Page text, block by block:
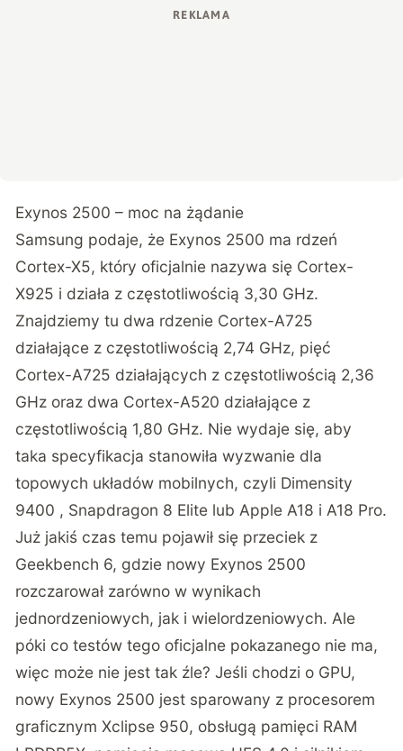
Exynos 2500 – moc na żądanie
Samsung podaje, że Exynos 2500 ma rdzeń
Cortex-X5, który oficjalnie nazywa się Cortex-
X925 i działa z częstotliwością 3,30 GHz.
Znajdziemy tu dwa rdzenie Cortex-A725
działające z częstotliwością 2,74 GHz, pięć
Cortex-A725 działających z częstotliwością 2,36
GHz oraz dwa Cortex-A520 działające z
częstotliwością 1,80 GHz. Nie wydaje się, aby
taka specyfikacja stanowiła wyzwanie dla
topowych układów mobilnych, czyli Dimensity
9400 , Snapdragon 8 Elite lub Apple A18 i A18 Pro.
Już jakiś czas temu pojawił się przeciek z
Geekbench 6, gdzie nowy Exynos 2500
rozczarował zarówno w wynikach
jednordzeniowych, jak i wielordzeniowych. Ale
póki co testów tego oficjalne pokazanego nie ma,
więc może nie jest tak źle? Jeśli chodzi o GPU,
nowy Exynos 2500 jest sparowany z procesorem
graficznym Xclipse 950, obsługą pamięci RAM